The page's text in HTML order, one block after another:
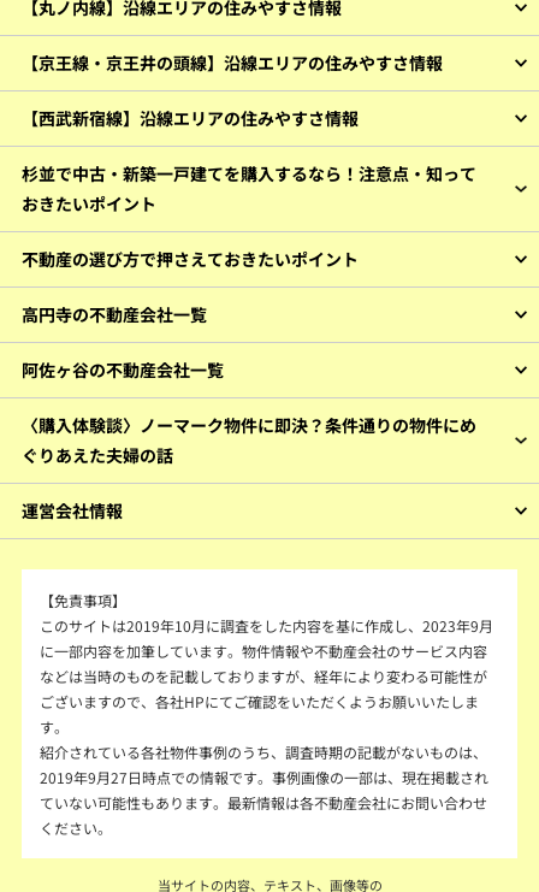
【丸ノ内線】沿線エリアの住みやすさ情報
【京王線・京王井の頭線】沿線エリアの住みやすさ情報
【西武新宿線】沿線エリアの住みやすさ情報
杉並で中古・新築一戸建てを購入するなら！注意点・知って
おきたいポイント
不動産の選び方で押さえておきたいポイント
高円寺の不動産会社一覧
阿佐ヶ谷の不動産会社一覧
〈購入体験談〉ノーマーク物件に即決？条件通りの物件にめ
ぐりあえた夫婦の話
運営会社情報
【免責事項】
このサイトは2019年10月に調査をした内容を基に作成し、2023年9月
に一部内容を加筆しています。物件情報や不動産会社のサービス内容
などは当時のものを記載しておりますが、経年により変わる可能性が
ございますので、各社HPにてご確認をいただくようお願いいたしま
す。
紹介されている各社物件事例のうち、調査時期の記載がないものは、
2019年9月27日時点での情報です。事例画像の一部は、現在掲載され
ていない可能性もあります。最新情報は各不動産会社にお問い合わせ
ください。
当サイトの内容、テキスト、画像等の